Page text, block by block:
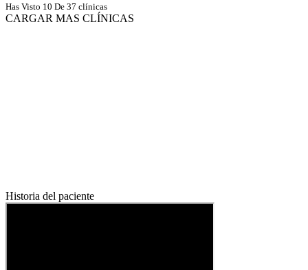
Has Visto 10 De 37 clínicas
CARGAR MAS CLÍNICAS
Historia del paciente